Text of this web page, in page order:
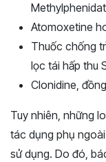
Atomoxetine
Thuốc chống
lọc tái hấp thu
Clonidine,
Tuy nhiên, những
tác dụng phụ
sử dụng. Do đó,